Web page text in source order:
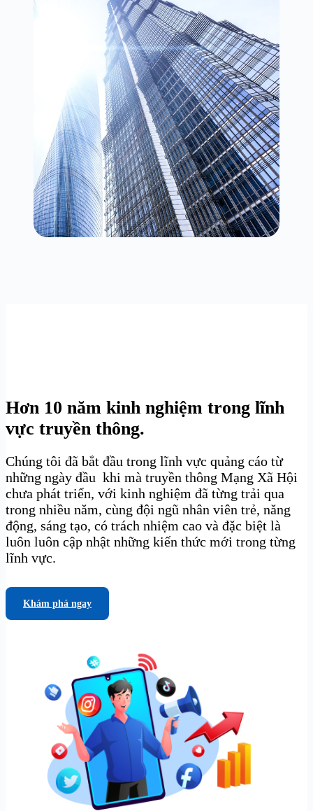
Hơn 10 năm kinh nghiệm trong lĩnh
vực truyền thông.
Chúng tôi đã bắt đầu trong lĩnh vực quảng cáo từ
những ngày đầu khi mà truyền thông Mạng Xã Hội
chưa phát triển, với kinh nghiệm đã từng trải qua
trong nhiều năm, cùng đội ngũ nhân viên trẻ, năng
động, sáng tạo, có trách nhiệm cao và đặc biệt là
luôn luôn cập nhật những kiến thức mới trong từng
lĩnh vực.
Khám phá ngay